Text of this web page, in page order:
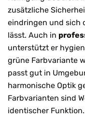
zusätzliche
eindringen und sich
lässt. Auch in
unterstützt er
grüne Farbvariante
passt gut in
harmonische Optik
Farbvarianten sind
identischer Funktion.